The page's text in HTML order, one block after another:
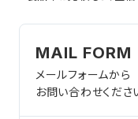
MAIL FORM
メールフォームから
お問い合わせくださ